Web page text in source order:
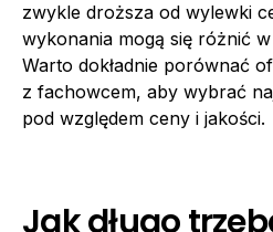
zwykle droższa od wylewki
wykonania mogą się różnić
Warto dokładnie porównać
z fachowcem, aby wybrać
pod względem ceny i jakości.
Jak długo